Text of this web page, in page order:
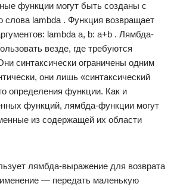
функции могут быть созданы с
слова lambda . Функция возвращает
lambda a, b: a+b . Лямбда-
везде, где требуются
синтаксически ограничены одним
они лишь «синтаксический
определения функции. Как и
функций, лямбда-функции могут
из содержащей их области
лямбда-выражение для возврата
— передать маленькую